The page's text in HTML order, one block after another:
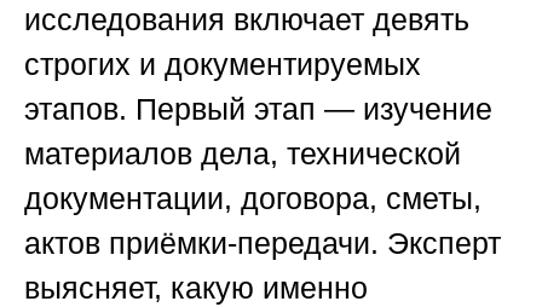
исследования включает девять
строгих и документируемых
этапов. Первый этап — изучение
материалов дела, технической
документации, договора, сметы,
актов приёмки-передачи. Эксперт
выясняет, какую именно